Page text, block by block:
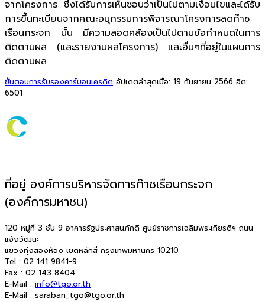
จากโครงการ ซึ่งได้รับการเห็นชอบว่าเป็นไปตามเงื่อนไขและได้รับ
การขึ้นทะเบียนจากคณะอนุกรรมการพิจารณาโครงการลดก๊าซ
เรือนกระจก นั้น มีความสอดคล้องเป็นไปตามข้อกำหนดในการ
ติดตามผล (และรายงานผลโครงการ) และอื่นๆที่อยู่ในแผนการ
ติดตามผล
ขั้นตอนการรับรองคาร์บอนเครดิต อัปเดตล่าสุดเมื่อ: 19 กันยายน 2566 ฮิต:
6501
ที่อยู่ องค์การบริหารจัดการก๊าซเรือนกระจก
(องค์การมหาชน)
120 หมู่ที่ 3 ชั้น 9 อาคารรัฐประศาสนภักดี ศูนย์ราชการเฉลิมพระเกียรติฯ ถนน
แจ้งวัฒนะ
แขวงทุ่งสองห้อง เขตหลักสี่ กรุงเทพมหานคร 10210
Tel : 02 141 9841-9
Fax : 02 143 8404
E-Mail : info@tgo.or.th
E-Mail : saraban_tgo@tgo.or.th